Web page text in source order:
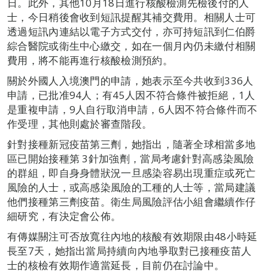
士，今日稍後會收到短訊提醒其補交費用。相關人士可
透過短訊內連結以電子方式交付，亦可持短訊到仁伯爵
綜合醫院或衛生中心繳交，如在一個月內仍未繳付相關
費用，將不能再進行核酸檢測預約。
關於外國人入境澳門的申請，她表示至今共收到336人
申請，已批准94人；有45人因不符合條件被拒絕，1人
是重複申請，9人自行取消申請，6人因不符合條件而不
作受理，其他則處於審查階段。
針對接種新冠疫苗第三劑，她指出，隨著全球相當多地
區已開始接種第 3針加強劑，當局考慮針對高感染風險
的群組，即自身身體狀況一旦感染容易出現重症或死亡
風險的人士，或高感染風險的工種的人士等，當局建議
他們接種第三劑疫苗。衛生局風險評估小組會繼續作仔
細研究，有決定會公佈。
有傳媒關注可否放寬往內地的核酸有效期限由48小時延
長至7天，她指出當局持續向內地爭取對已接種疫苗人
士的核檢有效期作適當延長，目前仍在討論中。